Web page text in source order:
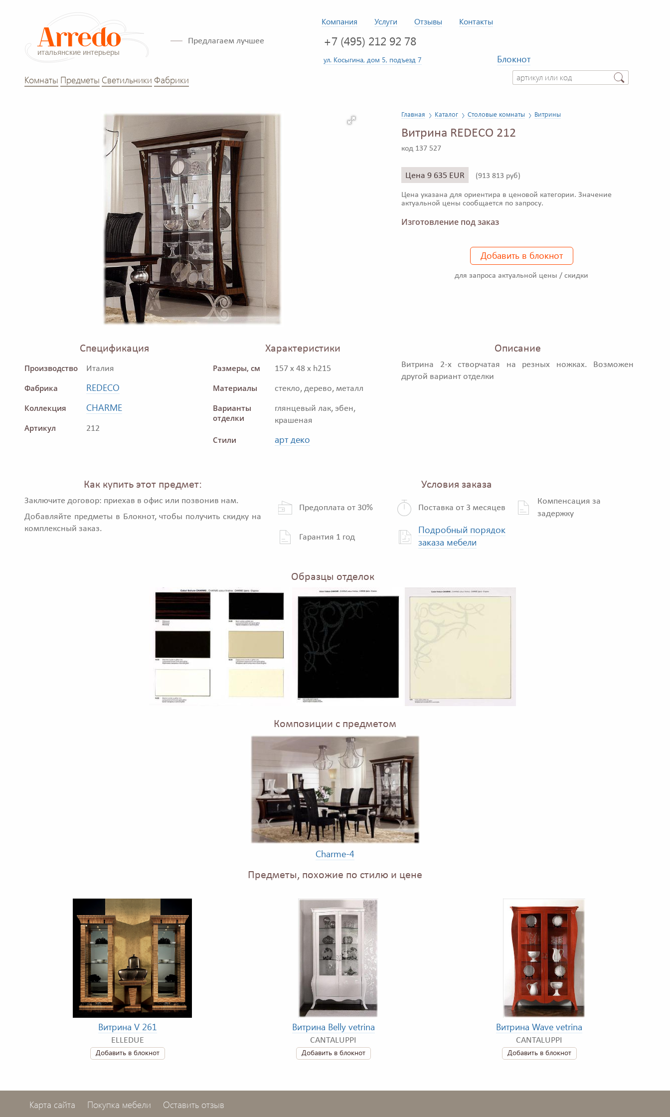
Компания Услуги Отзывы Контакты
Предлагаем лучшее +7 (495) 212 92 78
ул. Косыгина, дом 5, подъезд 7
Блокнот
Комнаты Предметы Светильники Фабрики
Главная Каталог Столовые комнаты Витрины
Витрина REDECO 212
код 137 527
Цена 9 635 EUR (913 813 руб)
Цена указана для ориентира в ценовой категории. Значение
актуальной цены сообщается по запросу.
Изготовление под заказ
Добавить в блокнот
для запроса актуальной цены / скидки
Спецификация
Производство Италия
Фабрика REDECO
Коллекция CHARME
Артикул 212
Характеристики
Размеры, см 157 x 48 x h215
Материалы стекло, дерево, металл
Варианты
отделки
глянцевый лак, эбен,
крашеная
Стили арт деко
Описание
Витрина 2-х створчатая на резных ножках. Возможен
другой вариант отделки
Как купить этот предмет:
Заключите договор: приехав в офис или позвонив нам.
Добавляйте предметы в Блокнот, чтобы получить скидку на
комплексный заказ.
Условия заказа
Предоплата от 30% Поставка от 3 месяцев
Компенсация за
задержку
Гарантия 1 год
Подробный порядок
заказа мебели
Образцы отделок
Композиции с предметом
Charme-4
Предметы, похожие по стилю и цене
Витрина V 261
ELLEDUE
Добавить в блокнот
Витрина Belly vetrina
CANTALUPPI
Добавить в блокнот
Витрина Wave vetrina
CANTALUPPI
Добавить в блокнот
Карта сайта Покупка мебели
Оставить отзыв